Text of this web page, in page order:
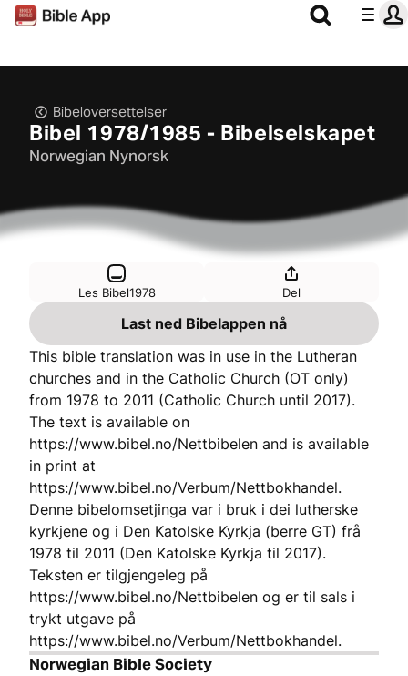
Bibeloversettelser
Bibel 1978/1985 - Bibelselskapet
Norwegian Nynorsk
Les Bibel1978 Del
Last ned Bibelappen nå
This bible translation was in use in the Lutheran
churches and in the Catholic Church (OT only)
from 1978 to 2011 (Catholic Church until 2017).
The text is available on
https://www.bibel.no/Nettbibelen and is available
in print at
https://www.bibel.no/Verbum/Nettbokhandel.
Denne bibelomsetjinga var i bruk i dei lutherske
kyrkjene og i Den Katolske Kyrkja (berre GT) frå
1978 til 2011 (Den Katolske Kyrkja til 2017).
Teksten er tilgjengeleg på
https://www.bibel.no/Nettbibelen og er til sals i
trykt utgave på
https://www.bibel.no/Verbum/Nettbokhandel.
Norwegian Bible Society